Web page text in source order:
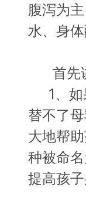
腹泻为
水、身
首先
1、如
替不了
大地帮
种被命
提高孩